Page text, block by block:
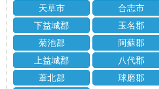
天草市
合志市
下益城郡
玉名郡
菊池郡
阿蘇郡
上益城郡
八代郡
葦北郡
球磨郡